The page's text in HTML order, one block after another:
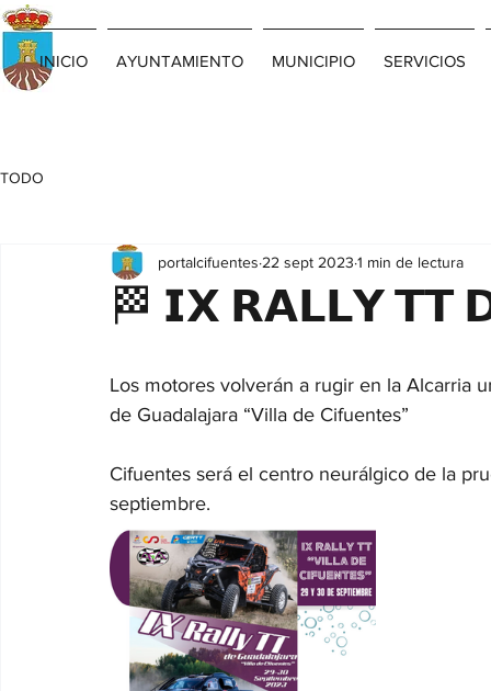
INICIO AYUNTAMIENTO MUNICIPIO SERVICIOS
TODO
🏁 𝗜𝗫 𝗥𝗔𝗟𝗟𝗬
portalcifuentes 22 sept 2023 1 min de lectura
Los motores volverán a rugir en la Alcarria
de Guadalajara “Villa de Cifuentes”
Cifuentes será el centro neurálgico de la
septiembre.